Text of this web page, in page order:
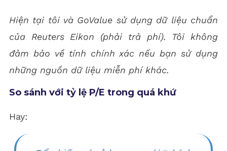
Hiện tại tôi và GoValue sử dụng dữ liệu chuẩn
của Reuters Eikon (phải trả phí). Tôi không
đảm bảo về tính chính xác nếu bạn sử dụng
những nguồn dữ liệu miễn phí khác.
So sánh với tỷ lệ P/E trong quá khứ
Hay: